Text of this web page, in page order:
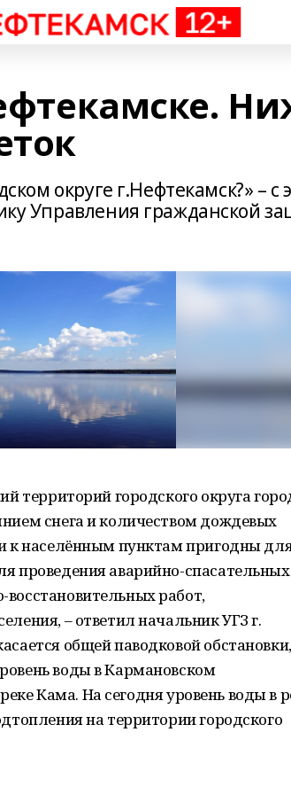
округе г.Нефтекамск?» – с
Управления гражданской
территорий городского округа
снега и количеством дождевых
к населённым пунктам пригодны
проведения аварийно-
работ,
– ответил начальник УГЗ г.
общей паводковой обстановки,
воды в Кармановском
Кама. На сегодня уровень воды в
на территории городского